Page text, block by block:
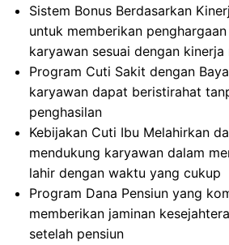
Sistem Bonus Berdasarkan
untuk memberikan
karyawan sesuai dengan kinerja
Program Cuti Sakit dengan
karyawan dapat beristirahat
penghasilan
Kebijakan Cuti Ibu Melahirkan
mendukung karyawan dalam
lahir dengan waktu yang cukup
Program Dana Pensiun yang
memberikan jaminan
setelah pensiun